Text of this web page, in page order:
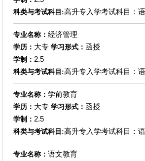
科类与考试科目:高升专入学考试科目：
专业名称： 经济管理
学历： 大专 学习形式： 函授
学制： 2.5
科类与考试科目:高升专入学考试科目：
专业名称： 学前教育
学历： 大专 学习形式： 函授
学制： 2.5
科类与考试科目:高升专入学考试科目：
专业名称： 语文教育